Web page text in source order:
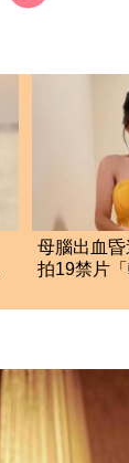
母腦出血
拍19禁片